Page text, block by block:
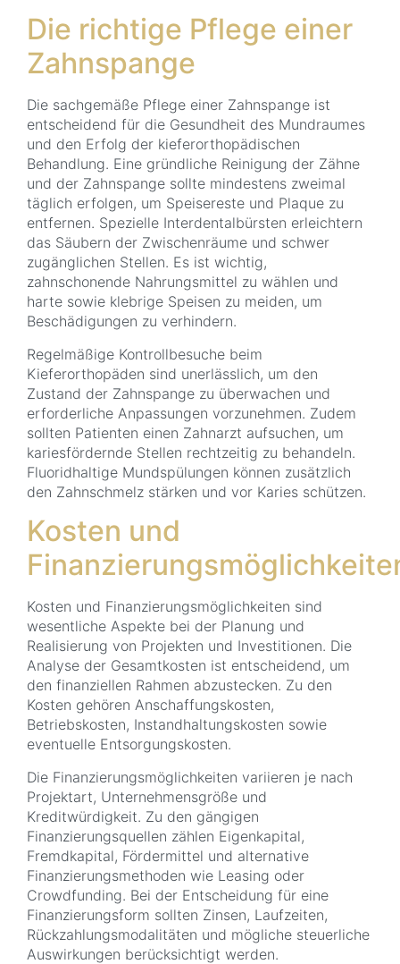
Die richtige Pflege einer
Zahnspange
Die sachgemäße Pflege einer Zahnspange ist
entscheidend für die Gesundheit des Mundraumes
und den Erfolg der kieferorthopädischen
Behandlung. Eine gründliche Reinigung der Zähne
und der Zahnspange sollte mindestens zweimal
täglich erfolgen, um Speisereste und Plaque zu
entfernen. Spezielle Interdentalbürsten erleichtern
das Säubern der Zwischenräume und schwer
zugänglichen Stellen. Es ist wichtig,
zahnschonende Nahrungsmittel zu wählen und
harte sowie klebrige Speisen zu meiden, um
Beschädigungen zu verhindern.
Regelmäßige Kontrollbesuche beim
Kieferorthopäden sind unerlässlich, um den
Zustand der Zahnspange zu überwachen und
erforderliche Anpassungen vorzunehmen. Zudem
sollten Patienten einen Zahnarzt aufsuchen, um
kariesfördernde Stellen rechtzeitig zu behandeln.
Fluoridhaltige Mundspülungen können zusätzlich
den Zahnschmelz stärken und vor Karies schützen.
Kosten und
Kosten und Finanzierungsmöglichkeiten sind
wesentliche Aspekte bei der Planung und
Realisierung von Projekten und Investitionen. Die
Analyse der Gesamtkosten ist entscheidend, um
den finanziellen Rahmen abzustecken. Zu den
Kosten gehören Anschaffungskosten,
Betriebskosten, Instandhaltungskosten sowie
eventuelle Entsorgungskosten.
Die Finanzierungsmöglichkeiten variieren je nach
Projektart, Unternehmensgröße und
Kreditwürdigkeit. Zu den gängigen
Finanzierungsquellen zählen Eigenkapital,
Fremdkapital, Fördermittel und alternative
Finanzierungsmethoden wie Leasing oder
Crowdfunding. Bei der Entscheidung für eine
Finanzierungsform sollten Zinsen, Laufzeiten,
Rückzahlungsmodalitäten und mögliche steuerliche
Auswirkungen berücksichtigt werden.